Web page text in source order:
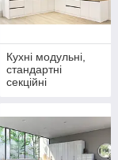
Кухні модульні,
стандартні
секційні